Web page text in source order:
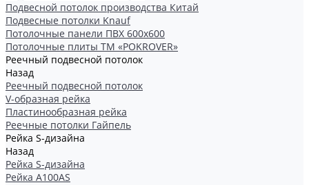
Подвесной потолок производства Китай
Подвесные потолки Knauf
Потолочные панели ПВХ 600х600
Потолочные плиты ТМ «POKROVER»
Реечный подвесной потолок
Назад
Реечный подвесной потолок
V-образная рейка
Пластинообразная рейка
Реечные потолки Гайпель
Рейка S-дизайна
Назад
Рейка S-дизайна
Рейка А100АS